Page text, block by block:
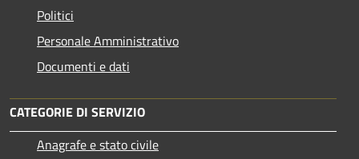
Politici
Personale Amministrativo
Documenti e dati
CATEGORIE DI SERVIZIO
Anagrafe e stato civile